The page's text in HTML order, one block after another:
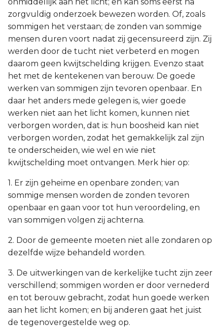
zorgvuldig onderzoek bewezen worden. Of, zoals
sommigen het verstaan; de zonden van sommige
mensen duren voort nadat zij gecensureerd zijn. Zij
werden door de tucht niet verbeterd en mogen
daarom geen kwijtschelding krijgen. Evenzo staat
het met de kentekenen van berouw. De goede
werken van sommigen zijn tevoren openbaar. En
daar het anders mede gelegen is, wier goede
werken niet aan het licht komen, kunnen niet
verborgen worden, dat is: hun boosheid kan niet
verborgen worden, zodat het gemakkelijk zal zijn
te onderscheiden, wie wel en wie niet
kwijtschelding moet ontvangen. Merk hier op:
1. Er zijn geheime en openbare zonden; van
sommige mensen worden de zonden tevoren
openbaar en gaan voor tot hun veroordeling, en
van sommigen volgen zij achterna.
2. Door de gemeente moeten niet alle zondaren op
dezelfde wijze behandeld worden.
3. De uitwerkingen van de kerkelijke tucht zijn zeer
verschillend; sommigen worden er door vernederd
en tot berouw gebracht, zodat hun goede werken
aan het licht komen; en bij anderen gaat het juist
de tegenovergestelde weg op.